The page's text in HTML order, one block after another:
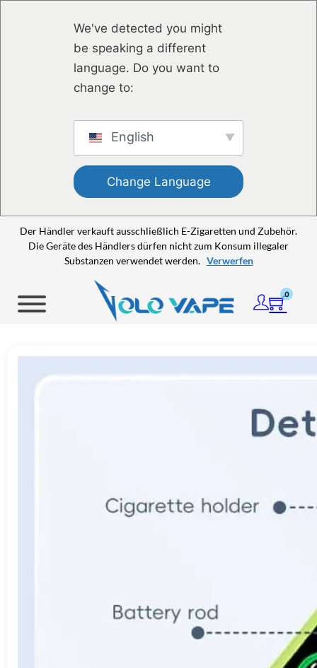
We've detected you might
be speaking a different
language. Do you want to
change to:
English
Change Language
Der Händler verkauft ausschließlich E-Zigaretten und Zubehör.
Die Geräte des Händlers dürfen nicht zum Konsum illegaler
Substanzen verwendet werden. Verwerfen
0